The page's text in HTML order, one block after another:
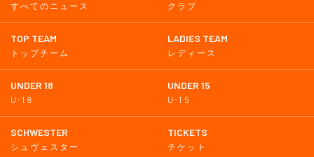
すべてのニュース クラブ
TOP TEAM
トップチーム
LADIES TEAM
レディース
UNDER 18
U-18
UNDER 15
U-15
SCHWESTER
シュヴェスター
TICKETS
チケット